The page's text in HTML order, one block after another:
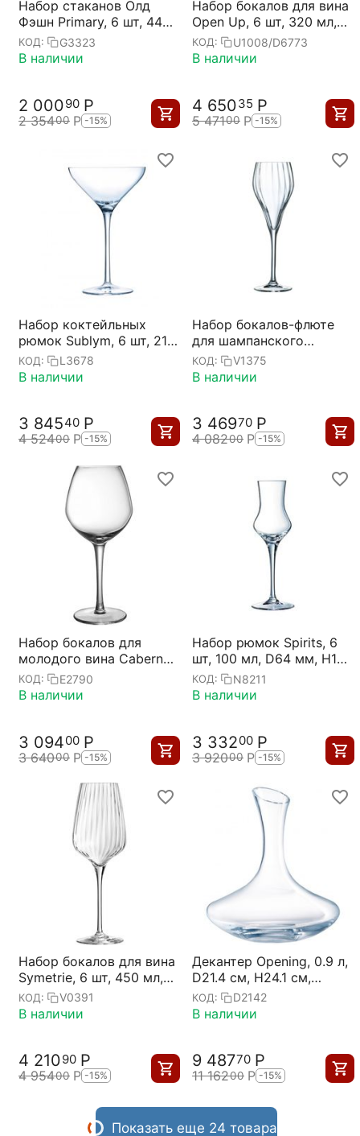
Набор стаканов Олд
Фэшн Primary, 6 шт, 440
мл, D6.5 см, H11 см,
Chef&Sommelier
КОД: G3323
В наличии
2 00090 Р
2 35400 Р -15%
Набор бокалов для вина
Open Up, 6 шт, 320 мл,
D58/86 мм, H179 мм,
Chef&Sommelier
КОД: U1008/D6773
В наличии
4 65035 Р
5 47100 Р -15%
Набор коктейльных
рюмок Sublym, 6 шт, 210
мл, D114 мм, H179 мм,
Chef&Sommelier
КОД: L3678
В наличии
3 84540 Р
4 52400 Р -15%
Набор бокалов-флюте
для шампанского
Symetrie, 6 шт, 160 мл,
D65 мм, H198 мм,
КОД: V1375
В наличии
3 46970 Р
4 08200 Р -15%
Набор бокалов для
молодого вина Cabernet,
6 шт, 470 мл, D70/97 мм,
H212 мм,
КОД: E2790
В наличии
3 09400 Р
3 64000 Р -15%
Набор рюмок Spirits, 6
шт, 100 мл, D64 мм, H182
мм, Chef&Sommelier
КОД: N8211
В наличии
3 33200 Р
3 92000 Р -15%
Набор бокалов для вина
Symetrie, 6 шт, 450 мл,
D87 мм, H250 мм,
Chef&Sommelier
КОД: V0391
В наличии
4 21090 Р
4 95400 Р -15%
Декантер Opening, 0.9 л,
D21.4 см, H24.1 см,
Chef&Sommelier
КОД: D2142
В наличии
9 48770 Р
11 16200 Р -15%
Показать еще 24 товара